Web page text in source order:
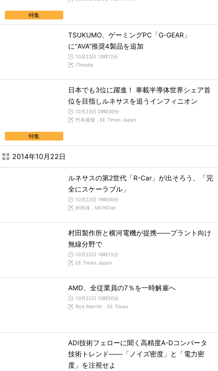
特集
TSUKUMO、ゲーミングPC「G-GEAR」
に“AVA”推奨4製品を追加
10月23日 10時12分
ITmedia
特集
日本でも3位に躍進！ 車載半導体世界シェア首
位を目指しルネサスを追うインフィニオン
10月23日 09時30分
竹本達哉，EE Times Japan
2014年10月22日
ルネサスの第2世代「R-Car」が出そろう、「完
全にスケーラブル」
10月22日 19時00分
朴尚洙，MONOist
村田製作所と横河電機が提携――プラント向け
無線分野で
10月22日 16時15分
EE Times Japan
AMD、全従業員の7％を一時解雇へ
10月22日 10時50分
Rick Merritt，EE Times
ADI技術フェローに聞く高精度A-Dコンバータ
技術トレンド――「ノイズ密度」と「電力密
度」を注視せよ